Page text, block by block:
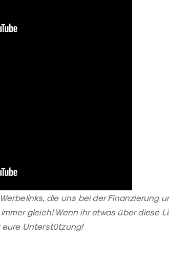
die uns bei der Finanzierung
gleich! Wenn ihr etwas über diese
eure Unterstützung!